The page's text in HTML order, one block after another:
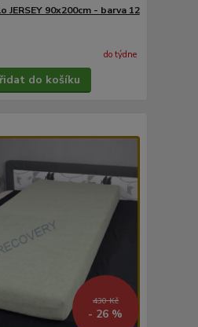
90x200cm - barva 12
do týdne
do košíku
430 Kč
- 26 %